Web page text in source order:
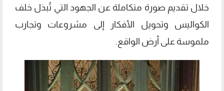
خلال تقديم صورة متكاملة عن الجهود التي تُبذل خلف
الكواليس وتحويل الأفكار إلى مشروعات وتجارب
ملموسة على أرض الواقع.